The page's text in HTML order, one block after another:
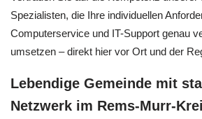
Spezialisten, die Ihre individuellen
Computerservice und IT-Support genau
umsetzen – direkt hier vor Ort und der
Lebendige Gemeinde mit
Netzwerk im Rems-Murr-